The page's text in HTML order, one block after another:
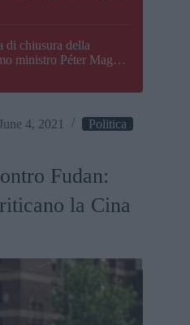
di chiusura della
ministro Péter Magyar
4, 2021 Politica
Fudan:
la Cina